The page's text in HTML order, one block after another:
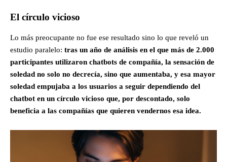
El círculo vicioso
Lo más preocupante no fue ese resultado sino lo que reveló un
estudio paralelo: tras un año de análisis en el que más de 2.000
participantes utilizaron chatbots de compañía, la sensación de
soledad no solo no decrecía, sino que aumentaba, y esa mayor
soledad empujaba a los usuarios a seguir dependiendo del
chatbot en un círculo vicioso que, por descontado, solo
beneficia a las compañías que quieren vendernos esa idea.